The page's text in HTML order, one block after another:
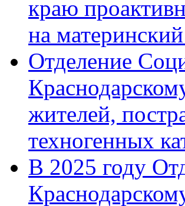
краю
на
Отделение
жителей,
техногенных
В 2025 году